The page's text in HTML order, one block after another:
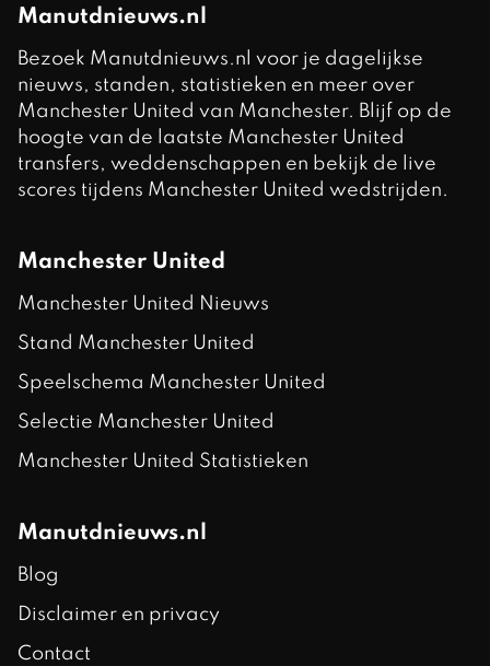
Manutdnieuws.nl
Bezoek Manutdnieuws.nl voor je dagelijkse
nieuws, standen, statistieken en meer over
Manchester United van Manchester. Blijf op de
hoogte van de laatste Manchester United
transfers, weddenschappen en bekijk de live
scores tijdens Manchester United wedstrijden.
Manchester United
Manchester United Nieuws
Stand Manchester United
Speelschema Manchester United
Selectie Manchester United
Manchester United Statistieken
Manutdnieuws.nl
Blog
Disclaimer en privacy
Contact